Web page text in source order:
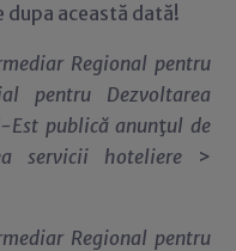
această dată!
Regional pentru
pentru Dezvoltarea
Est publică anunţul de
servicii hoteliere >
Regional pentru